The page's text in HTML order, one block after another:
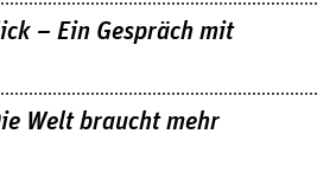
– Ein Gespräch mit
Welt braucht mehr